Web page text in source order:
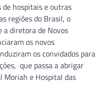
hospitais e outras
regiões do Brasil, o
a diretora de Novos
os novos
os convidados para
que passa a abrigar
Moriah e Hospital das